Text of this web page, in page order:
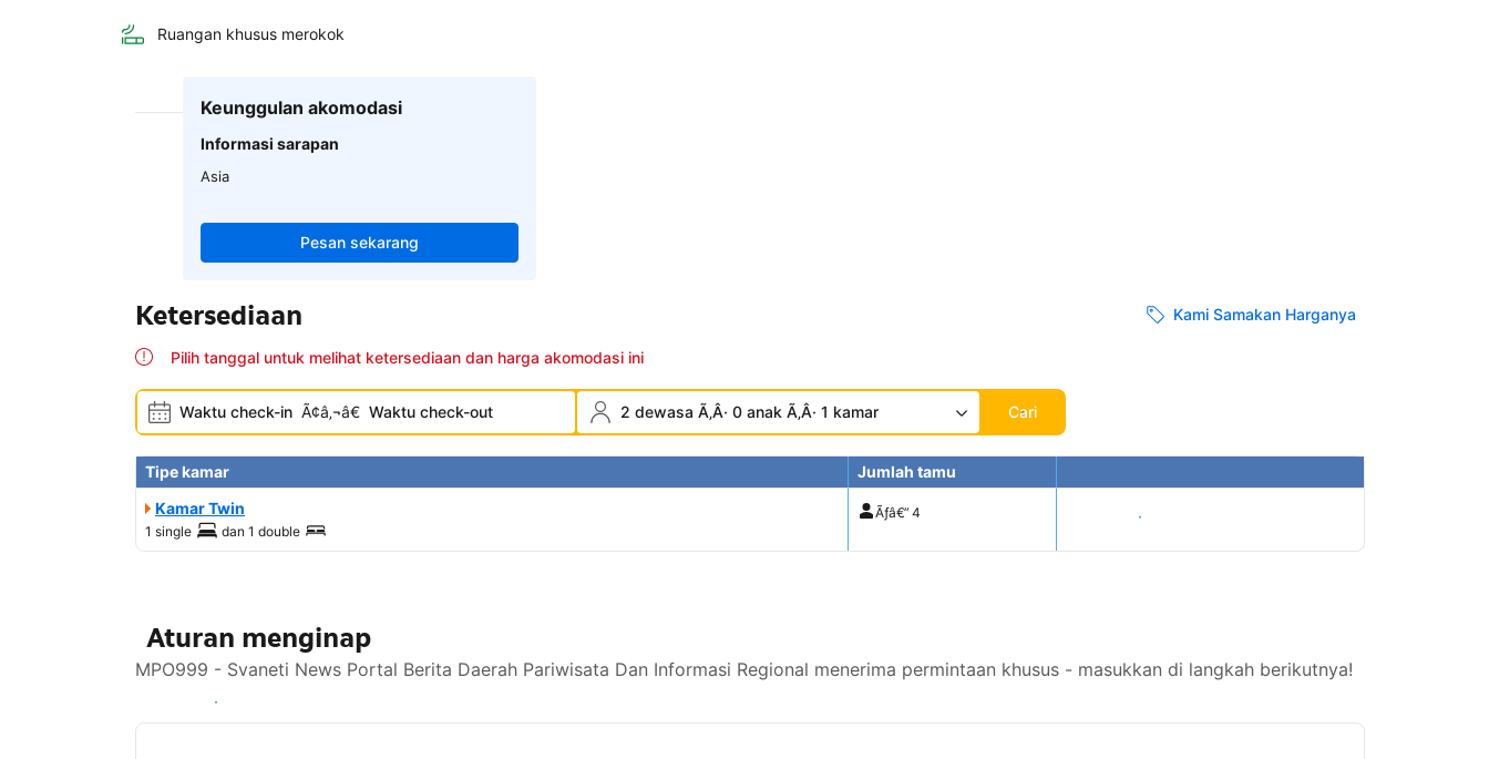
Ruangan khusus merokok
Keunggulan akomodasi
Informasi sarapan
Asia
Pesan sekarang
Ketersediaan Kami Samakan Harganya
Pilih tanggal untuk melihat ketersediaan dan harga akomodasi ini
Waktu check-in Ã¢â‚¬â€ Waktu check-out 2 dewasa Ã‚Â· 0 anak Ã‚Â· 1 kamar Cari
Tipe kamar
Jumlah tamu
Kamar Twin
1 single dan 1 double
Ãƒâ€” 4 Tampilkan harga
Aturan menginap
MPO999 - Svaneti News Portal Berita Daerah Pariwisata Dan Informasi Regional menerima permintaan khusus - masukkan di langkah berikutnya!
Lihat ketersediaan